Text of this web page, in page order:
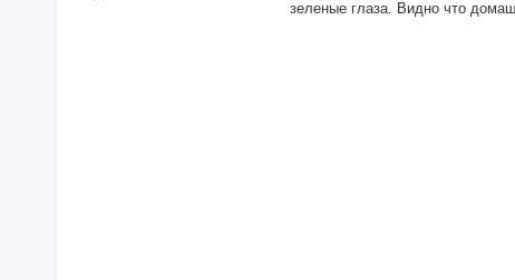
зеленые глаза. Видно что